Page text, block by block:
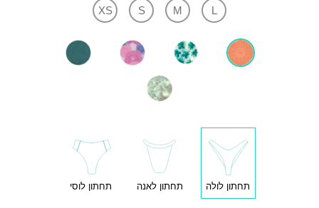
L
M
S
XS
תחתון לולה תחתון לאנה תחתון לוסי